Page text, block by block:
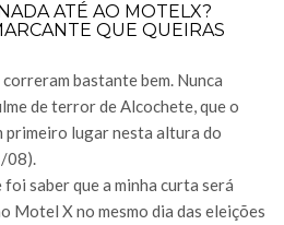
ATÉ AO MOTELX?
QUE QUEIRAS
bastante bem. Nunca
de terror de Alcochete, que o
primeiro lugar nesta altura do
08).
saber que a minha curta será
Motel X no mesmo dia das eleições